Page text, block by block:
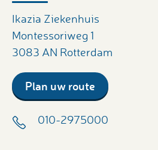
Ikazia Ziekenhuis
Montessoriweg 1
3083 AN Rotterdam
Plan uw route
010-2975000